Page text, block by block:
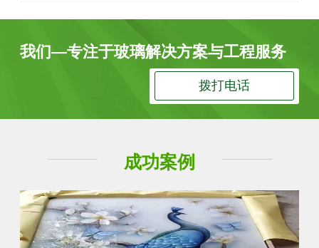
我们—专注于玻璃解决方案与工程服务
拨打电话
成功案例